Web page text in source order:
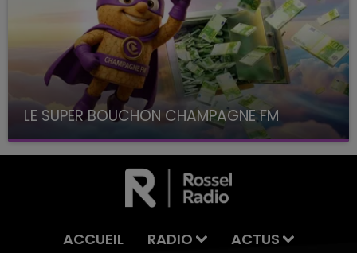
LE SUPER BOUCHON CHAMPAGNE FM
avec La Famille Champagne FM, à 8H10
ACCUEIL RADIO ACTUS